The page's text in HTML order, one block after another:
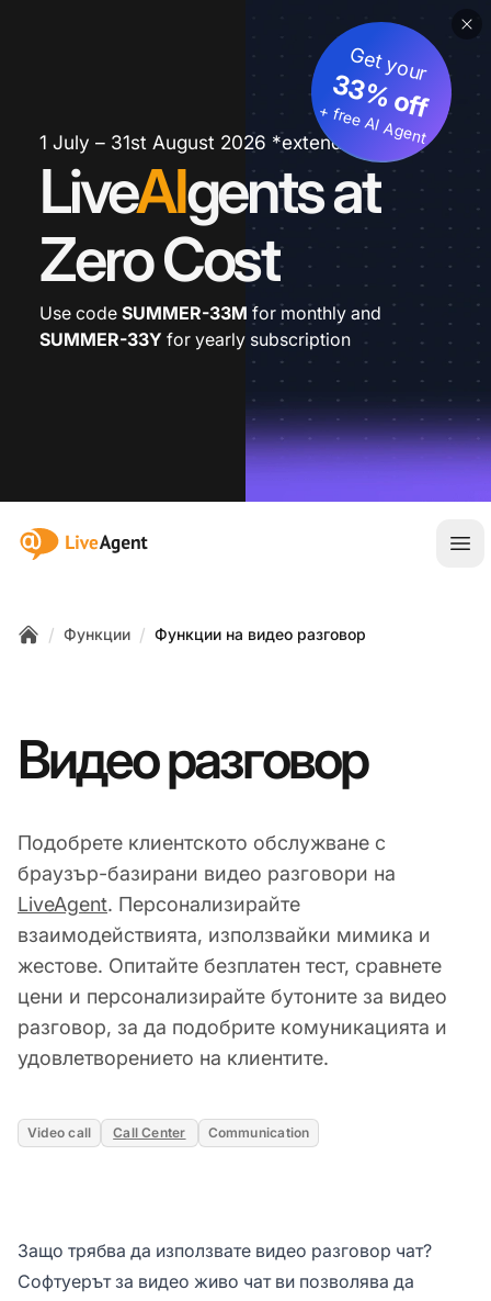
1 July – 31st August 2026 *extended
LiveAIgents at
Zero Cost
Get your
33% off
+ free AI Agent
Use code SUMMER-33M for monthly and
SUMMER-33Y for yearly subscription
:site.title
/ Функции / Функции на видео разговор
Видео разговор
Подобрете клиентското обслужване с
браузър-базирани видео разговори на
LiveAgent. Персонализирайте
взаимодействията, използвайки мимика и
жестове. Опитайте безплатен тест, сравнете
цени и персонализирайте бутоните за видео
разговор, за да подобрите комуникацията и
удовлетворението на клиентите.
Video call Call Center Communication
Защо трябва да използвате видео разговор чат?
Софтуерът за видео живо чат ви позволява да